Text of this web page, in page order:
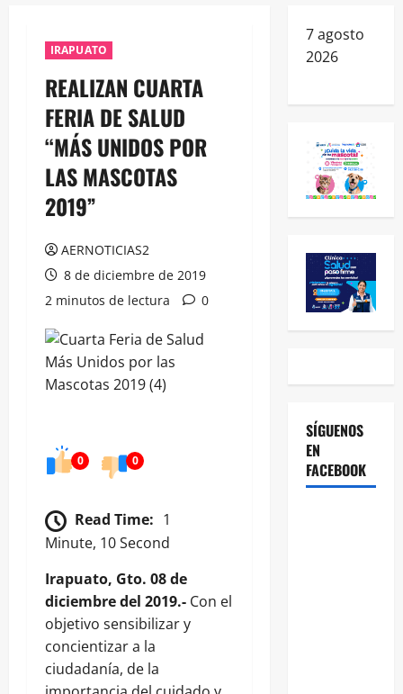
IRAPUATO
REALIZAN CUARTA
FERIA DE SALUD
“MÁS UNIDOS POR
LAS MASCOTAS
2019”
AERNOTICIAS2
8 de diciembre de 2019
2 minutos de lectura
0
0 0
Read Time: 1
Minute, 10 Second
Irapuato, Gto. 08 de
diciembre del 2019.- Con el
objetivo sensibilizar y
concientizar a la
ciudadanía, de la
7 agosto
2026
SÍGUENOS
EN
FACEBOOK